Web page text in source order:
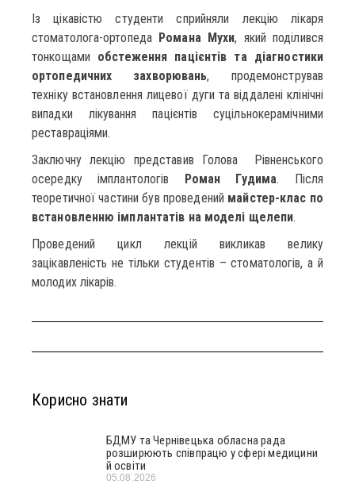
Із цікавістю студенти сприйняли лекцію лікаря
стоматолога-ортопеда Романа Мухи, який поділився
тонкощами обстеження пацієнтів та діагностики
ортопедичних захворювань, продемонстрував
техніку встановлення лицевої дуги та віддалені клінічні
випадки лікування пацієнтів суцільнокерамічними
реставраціями.
Заключну лекцію представив Голова Рівненського
осередку імплантологів Роман Гудима. Після
теоретичної частини був проведений майстер-клас по
встановленню імплантатів на моделі щелепи.
Проведений цикл лекцій викликав велику
зацікавленість не тільки студентів – стоматологів, а й
молодих лікарів.
Корисно знати
БДМУ та Чернівецька обласна рада
розширюють співпрацю у сфері медицини
й освіти
05.08.2026